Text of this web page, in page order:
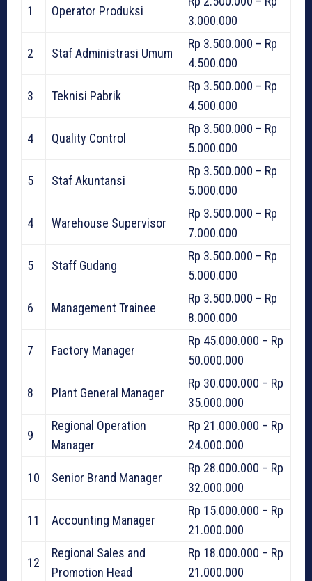
1 Operator Produksi
3.000.000
2 Staf Administrasi Umum
Rp 3.500.000 – Rp
4.500.000
3 Teknisi Pabrik
Rp 3.500.000 – Rp
4.500.000
4 Quality Control
Rp 3.500.000 – Rp
5.000.000
5 Staf Akuntansi
Rp 3.500.000 – Rp
5.000.000
4 Warehouse Supervisor
Rp 3.500.000 – Rp
7.000.000
5 Staff Gudang
Rp 3.500.000 – Rp
5.000.000
6 Management Trainee
Rp 3.500.000 – Rp
8.000.000
7 Factory Manager
Rp 45.000.000 – Rp
50.000.000
8 Plant General Manager
Rp 30.000.000 – Rp
35.000.000
9
Regional Operation
Manager
Rp 21.000.000 – Rp
24.000.000
10 Senior Brand Manager
Rp 28.000.000 – Rp
32.000.000
11 Accounting Manager
Rp 15.000.000 – Rp
21.000.000
12
Regional Sales and
Promotion Head
Rp 18.000.000 – Rp
21.000.000